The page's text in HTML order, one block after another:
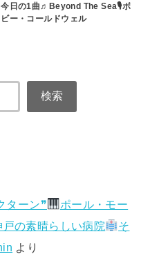
今日の1曲♬Beyond The Sea🎙ボ
ビー・コールドウェル
検索
ターン❞
ポール・モー
の素晴らしい病院
そ
より